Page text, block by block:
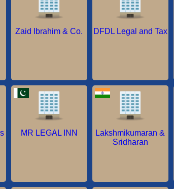
Zaid Ibrahim & Co. DFDL Legal and Tax
MR LEGAL INN
Lakshmikumaran &
Sridharan